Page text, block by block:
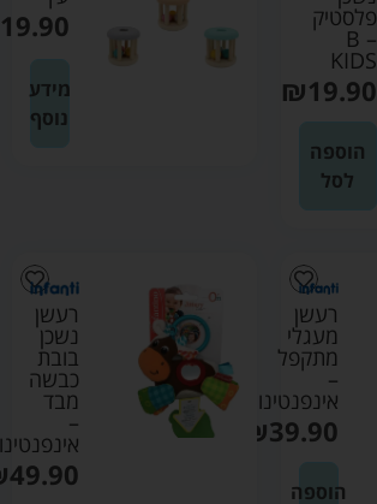
פלסטיק
– B
KIDS
₪19.90
הוספה
לסל
19.90
מידע
נוסף
רעשן
מעגלי
מתקפל
–
אינפנטינו
₪39.90
הוספה
רעשן
נשכן
בובת
כבשה
מבד
–
אינפנטינו
49.90